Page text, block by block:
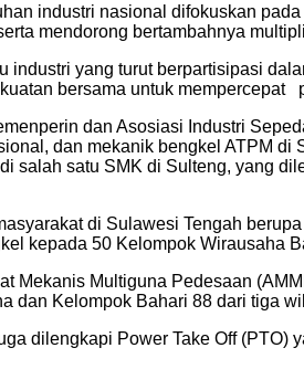
industri nasional difokuskan
mendorong bertambahnya
yang turut berpartisipasi
bersama untuk mempercepat
dan Asosiasi Industri
dan mekanik bengkel ATPM
salah satu SMK di Sulteng, yang
di Sulawesi Tengah
kepada 50 Kelompok Wirausaha
Mekanis Multiguna Pedesaan
Kelompok Bahari 88 dari tiga
dilengkapi Power Take Off